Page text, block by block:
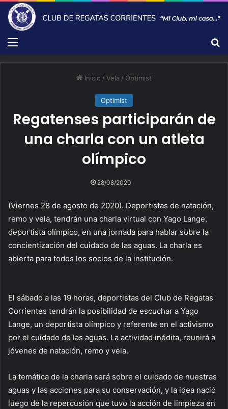
Menú
Inicio / Vela / Optimist
Optimist
Regatenses participarán de
una charla con un atleta
olímpico
28/08/2020
(Viernes 28 de agosto de 2020). Deportistas de natación,
remo y vela, tendrán una charla virtual con Yago Lange,
deportista olímpico, en una jornada para hablar sobre la
concientización del cuidado de las aguas. La charla es
abierta para todos los socios de la institución.
El sábado a las 19 horas, deportistas del Club de Regatas
Corrientes tendrán la posibilidad de escuchar a Yago
Lange, un deportista olímpico y referente en el activismo
por el cuidado de las aguas. La actividad inédita, reunirá a
jóvenes de natación, remo y vela.
La temática de la charla será sobre el cuidado de nuestras
aguas y las acciones para su conservación, y la idea nació
luego de la repercusión que tuvo la acción de limpieza en